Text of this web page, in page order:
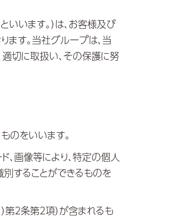
いいます。）は、お客様及び
す。当社グループは、当
切に取扱い、その保護に努
のをいいます。
、画像等により、特定の個人
することができるものを
２条第２項）が含まれるも